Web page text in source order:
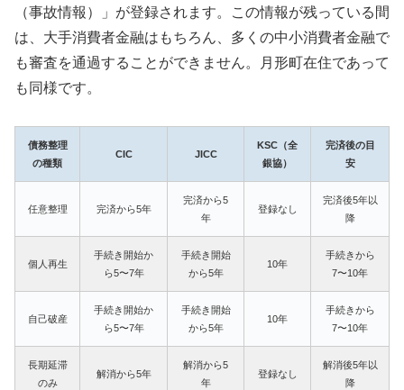
（事故情報）」が登録されます。この情報が残っている間
は、大手消費者金融はもちろん、多くの中小消費者金融で
も審査を通過することができません。月形町在住であって
も同様です。
債務整理
の種類
CIC JICC
KSC（全
銀協）
完済後の目
安
任意整理 完済から5年
完済から5
年
登録なし
完済後5年以
降
個人再生
手続き開始か
ら5〜7年
手続き開始
から5年
10年
手続きから
7〜10年
自己破産
手続き開始か
ら5〜7年
手続き開始
から5年
10年
手続きから
7〜10年
長期延滞
のみ
解消から5年
解消から5
年
登録なし
解消後5年以
降